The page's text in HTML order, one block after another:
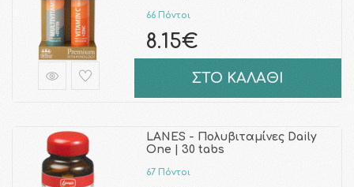
66 Πόντοι
8.15€
ΣΤΟ ΚΑΛΑΘΙ
LANES - Πολυβιταμίνες Daily
One | 30 tabs
67 Πόντοι